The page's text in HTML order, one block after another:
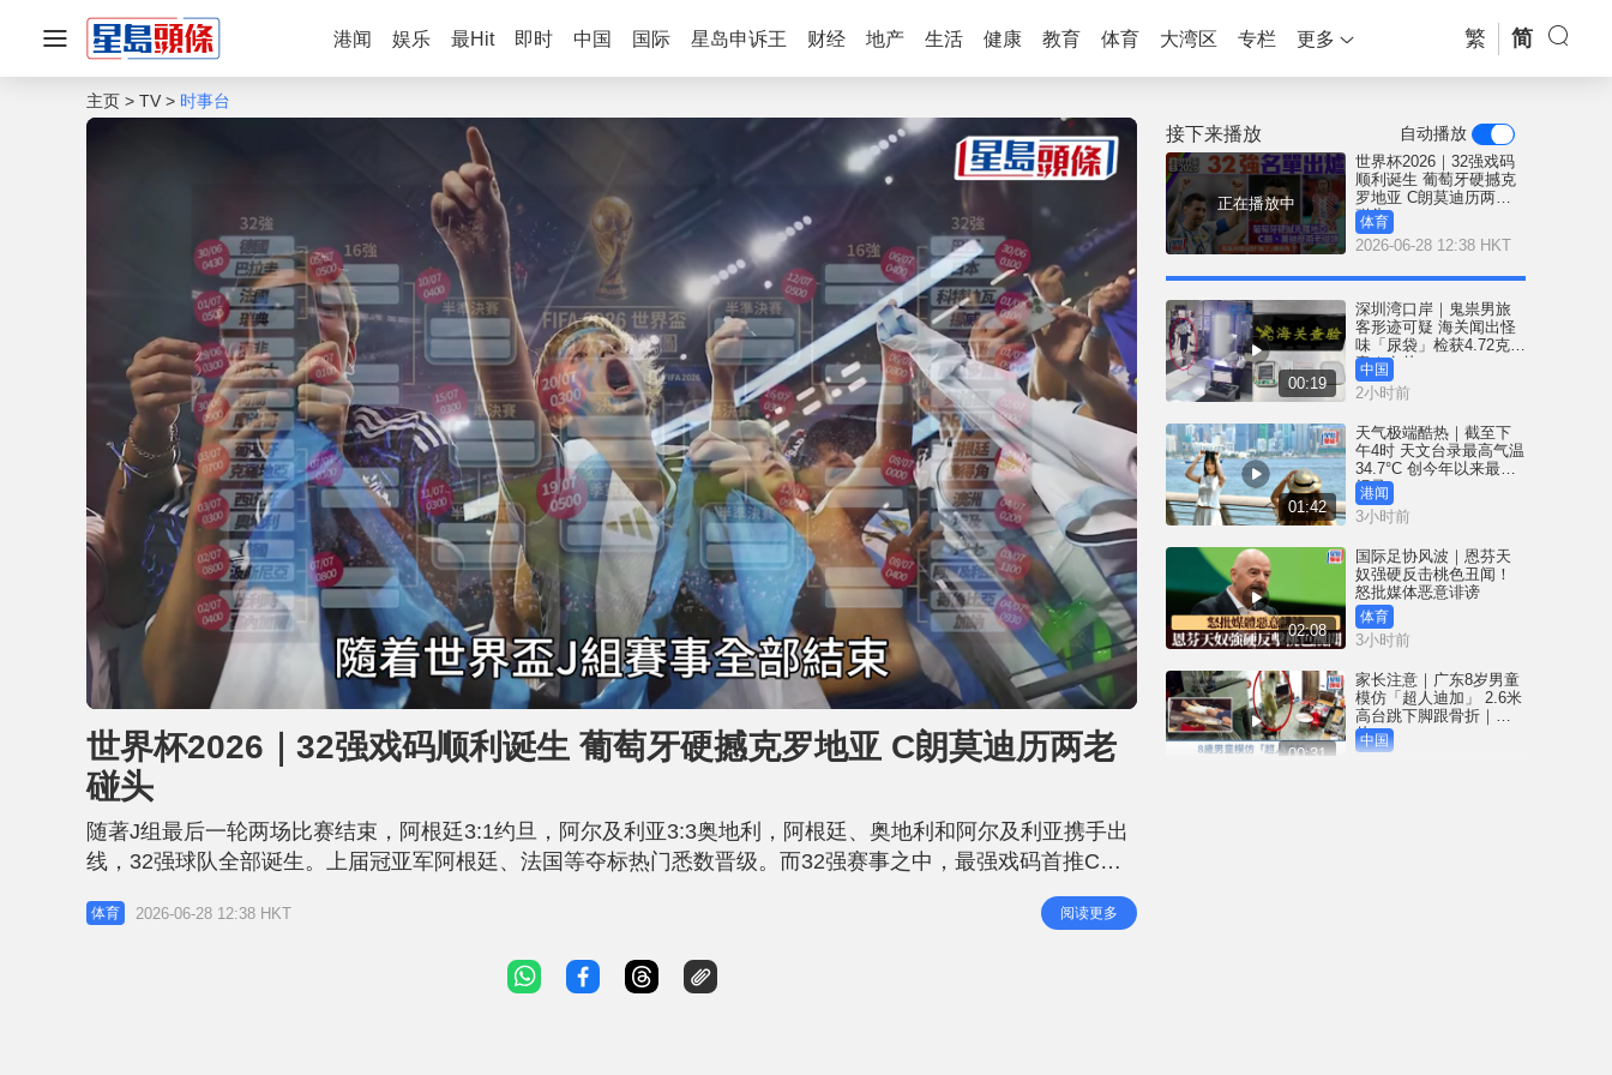
港闻 娱乐 最Hit 即时 中国 国际 星岛申诉王 财经 地产 生活 健康 教育 体育 大湾区 专栏 更多 繁 简
主页 TV 时事台
n
u
t
e
o
e
d
3
%
世界杯2026｜32强戏码顺利诞生 葡萄牙硬撼克罗地亚 C朗莫迪历两老
碰头
随著J组最后一轮两场比赛结束，阿根廷3:1约旦，阿尔及利亚3:3奥地利，阿根廷、奥地利和阿尔及利亚携手出
线，32强球队全部诞生。上届冠亚军阿根廷、法国等夺标热门悉数晋级。而32强赛事之中，最强戏码首推C朗
拿度(Cristiano Ronaldo)领军的葡萄牙对有莫迪历(Luka Modric)压阵的克罗地亚。港人爱队英格兰则会对刚果
民主共和国，晋级难度不大。 上届冠亚军顺利晋级 美加墨世界杯规模扩
体育 2026-06-28 12:38 HKT 阅读更多
接下来播放 自动播放
正在播放中
世界杯2026｜32强戏码
顺利诞生 葡萄牙硬撼克
罗地亚 C朗莫迪历两老
碰头
体育
2026-06-28 12:38 HKT
00:19
深圳湾口岸｜鬼祟男旅
客形迹可疑 海关闻出怪
味「尿袋」检获4.72克冰
毒｜有片
中国
2小时前
01:42
天气极端酷热｜截至下
午4时 天文台录最高气温
34.7°C 创今年以来最高
纪录
港闻
3小时前
02:08
国际足协风波｜恩芬天
奴强硬反击桃色丑闻！
怒批媒体恶意诽谤
体育
3小时前
00:31
家长注意｜广东8岁男童
模仿「超人迪加」 2.6米
高台跳下脚跟骨折｜有
片
中国